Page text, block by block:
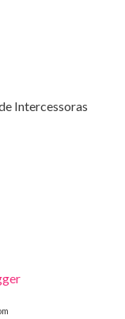
Intercessoras